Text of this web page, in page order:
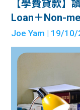
【學費貸款】
Loan＋Non-
Joe Yam | 19/10/